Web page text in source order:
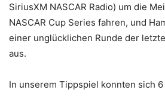
SiriusXM NASCAR Radio) um die
NASCAR Cup Series fahren, und
einer unglücklichen Runde der
aus.
In unserem Tippspiel konnten sich